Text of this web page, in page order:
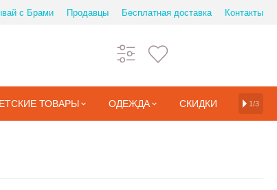
с Брами Продавцы Бесплатная доставка Контакты
ТОВАРЫ ОДЕЖДА СКИДКИ 1/3